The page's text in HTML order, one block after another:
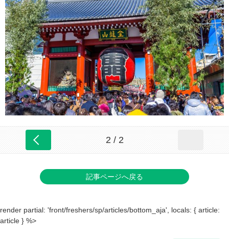
2 / 2
記事ページへ戻る
render partial: 'front/freshers/sp/articles/bottom_aja', locals: { article:
article } %>